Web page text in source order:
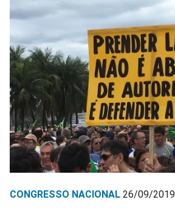
CONGRESSO NACIONAL 26/09/2019